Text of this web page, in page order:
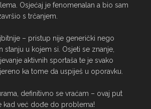
Osjećaj je fenomenalan a bio sam
s trčanjem.
– pristup nije generički nego
u kojem si. Osjeti se znanje,
aktivnih sportaša te je svako
ka tome da uspiješ u oporavku.
definitivno se vraćam – ovaj put
kad već dođe do problema!